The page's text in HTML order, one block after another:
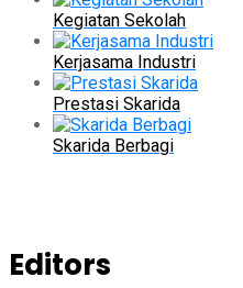
Kegiatan Sekolah
Kerjasama Industri
Prestasi Skarida
Skarida Berbagi
Editors